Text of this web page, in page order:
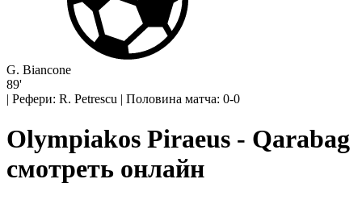
G. Biancone
89'
| Рефери: R. Petrescu | Половина матча: 0-0
Olympiakos Piraeus - Qarabag
смотреть онлайн